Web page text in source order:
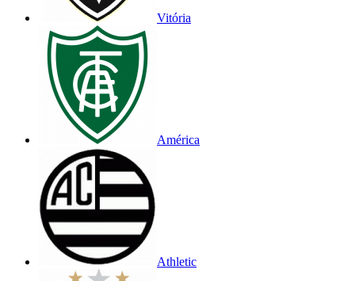
Vitória
América
Athletic